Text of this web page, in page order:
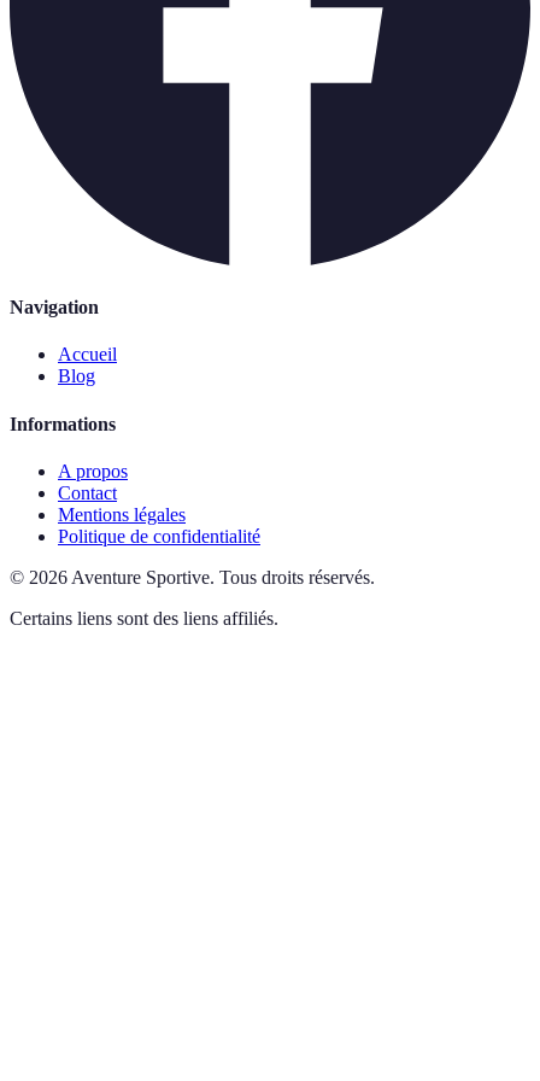
Navigation
Accueil
Blog
Informations
A propos
Contact
Mentions légales
Politique de confidentialité
© 2026 Aventure Sportive. Tous droits réservés.
Certains liens sont des liens affiliés.